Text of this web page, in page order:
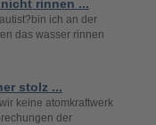
rinnen ...
ich an der
das wasser rinnen
stolz ...
keine atomkraftwerk
der